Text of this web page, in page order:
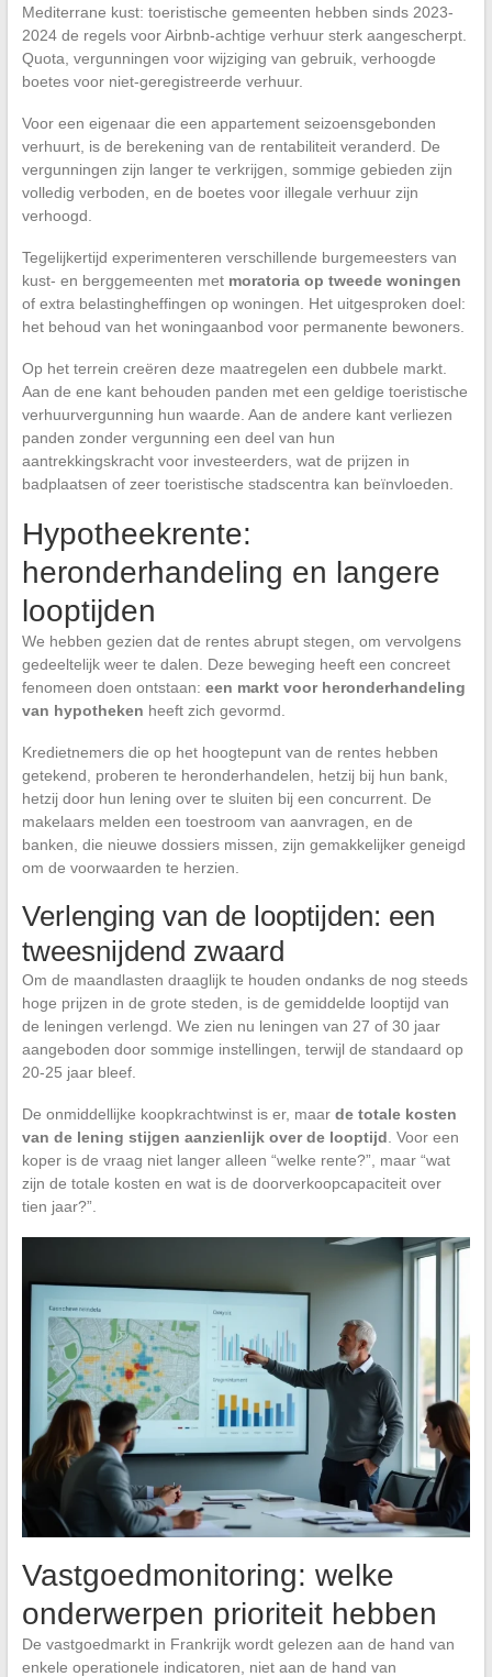
Mediterrane kust: toeristische gemeenten hebben sinds 2023-
2024 de regels voor Airbnb-achtige verhuur sterk aangescherpt.
Quota, vergunningen voor wijziging van gebruik, verhoogde
boetes voor niet-geregistreerde verhuur.
Voor een eigenaar die een appartement seizoensgebonden
verhuurt, is de berekening van de rentabiliteit veranderd. De
vergunningen zijn langer te verkrijgen, sommige gebieden zijn
volledig verboden, en de boetes voor illegale verhuur zijn
verhoogd.
Tegelijkertijd experimenteren verschillende burgemeesters van
kust- en berggemeenten met moratoria op tweede woningen
of extra belastingheffingen op woningen. Het uitgesproken doel:
het behoud van het woningaanbod voor permanente bewoners.
Op het terrein creëren deze maatregelen een dubbele markt.
Aan de ene kant behouden panden met een geldige toeristische
verhuurvergunning hun waarde. Aan de andere kant verliezen
panden zonder vergunning een deel van hun
aantrekkingskracht voor investeerders, wat de prijzen in
badplaatsen of zeer toeristische stadscentra kan beïnvloeden.
Hypotheekrente:
heronderhandeling en langere
looptijden
We hebben gezien dat de rentes abrupt stegen, om vervolgens
gedeeltelijk weer te dalen. Deze beweging heeft een concreet
fenomeen doen ontstaan: een markt voor heronderhandeling
van hypotheken heeft zich gevormd.
Kredietnemers die op het hoogtepunt van de rentes hebben
getekend, proberen te heronderhandelen, hetzij bij hun bank,
hetzij door hun lening over te sluiten bij een concurrent. De
makelaars melden een toestroom van aanvragen, en de
banken, die nieuwe dossiers missen, zijn gemakkelijker geneigd
om de voorwaarden te herzien.
Verlenging van de looptijden: een
tweesnijdend zwaard
Om de maandlasten draaglijk te houden ondanks de nog steeds
hoge prijzen in de grote steden, is de gemiddelde looptijd van
de leningen verlengd. We zien nu leningen van 27 of 30 jaar
aangeboden door sommige instellingen, terwijl de standaard op
20-25 jaar bleef.
De onmiddellijke koopkrachtwinst is er, maar de totale kosten
van de lening stijgen aanzienlijk over de looptijd. Voor een
koper is de vraag niet langer alleen “welke rente?”, maar “wat
zijn de totale kosten en wat is de doorverkoopcapaciteit over
tien jaar?”.
Vastgoedmonitoring: welke
onderwerpen prioriteit hebben
De vastgoedmarkt in Frankrijk wordt gelezen aan de hand van
enkele operationele indicatoren, niet aan de hand van